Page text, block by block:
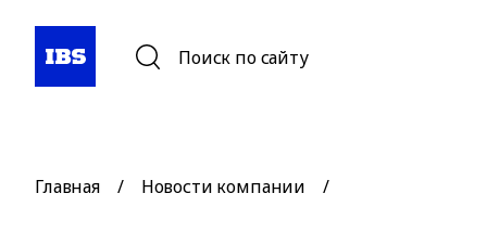
Поиск по сайту
Главная / Новости компании /